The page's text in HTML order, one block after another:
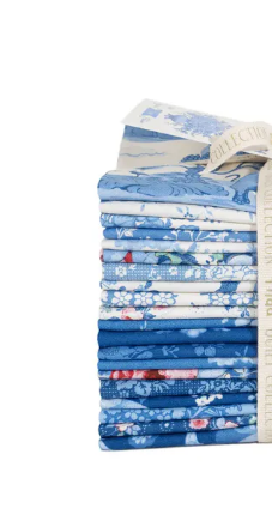
Naaimachines
Workshops
Tips & tricks
Cadeaubon
Solden